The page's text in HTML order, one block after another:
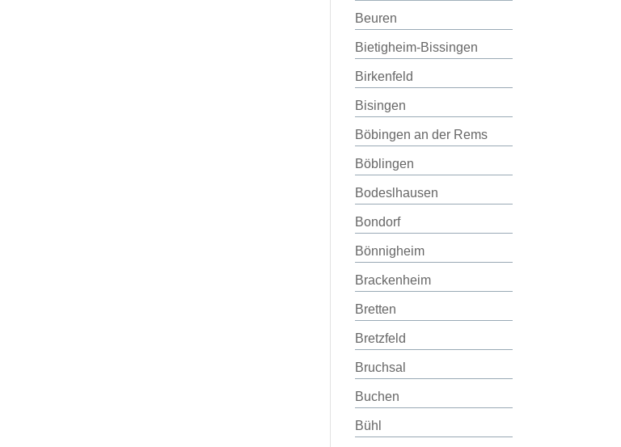
Beuren
Bietigheim-Bissingen
Birkenfeld
Bisingen
Böbingen an der Rems
Böblingen
Bodeslhausen
Bondorf
Bönnigheim
Brackenheim
Bretten
Bretzfeld
Bruchsal
Buchen
Bühl